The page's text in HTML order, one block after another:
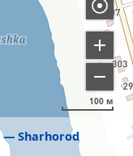
Sharhorod
100 м